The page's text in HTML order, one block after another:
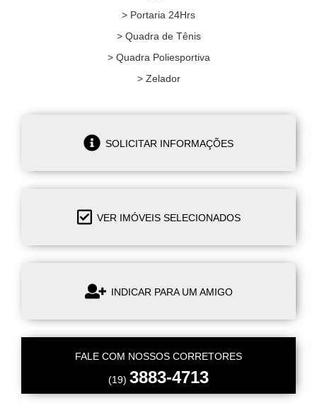
> Portaria 24Hrs
> Quadra de Tênis
> Quadra Poliesportiva
> Zelador
SOLICITAR INFORMAÇÕES
VER IMÓVEIS SELECIONADOS
INDICAR PARA UM AMIGO
FALE COM NOSSOS CORRETORES
(19) 3883-4713